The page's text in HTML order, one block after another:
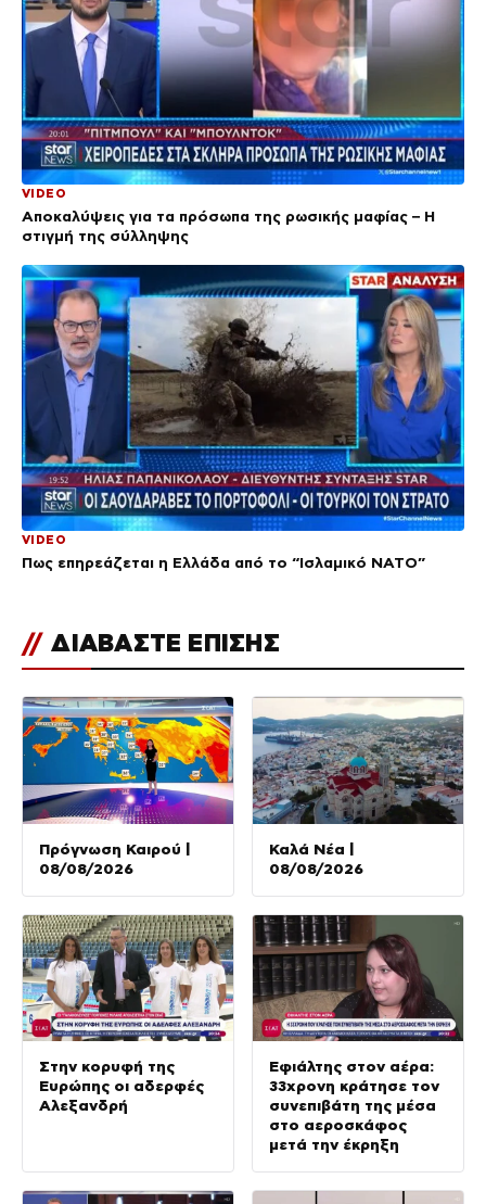
VIDEO
Αποκαλύψεις για τα πρόσωπα της ρωσικής μαφίας – Η
στιγμή της σύλληψης
VIDEO
Πως επηρεάζεται η Ελλάδα από το “Ισλαμικό ΝΑΤΟ”
// ΔΙΑΒΑΣΤΕ ΕΠΙΣΗΣ
Πρόγνωση Καιρού |
08/08/2026
Καλά Νέα |
08/08/2026
Στην κορυφή της
Ευρώπης οι αδερφές
Αλεξανδρή
Εφιάλτης στον αέρα:
33χρονη κράτησε τον
συνεπιβάτη της μέσα
στο αεροσκάφος
μετά την έκρηξη